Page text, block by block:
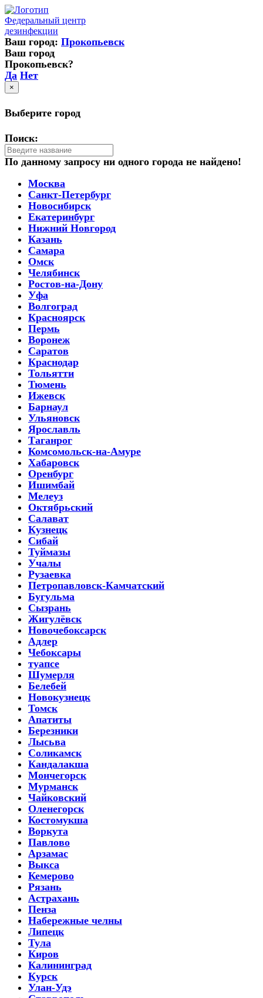
Федеральный центр
дезинфекции
Ваш город: Прокопьевск
Ваш город
Прокопьевск?
Да Нет
×
Выберите город
Поиск:
По данному запросу ни одного города не найдено!
Москва
Санкт-Петербург
Новосибирск
Екатеринбург
Нижний Новгород
Казань
Самара
Омск
Челябинск
Ростов-на-Дону
Уфа
Волгоград
Красноярск
Пермь
Воронеж
Саратов
Краснодар
Тольятти
Тюмень
Ижевск
Барнаул
Ульяновск
Ярославль
Таганрог
Комсомольск-на-Амуре
Хабаровск
Оренбург
Ишимбай
Мелеуз
Октябрьский
Салават
Кузнецк
Сибай
Туймазы
Учалы
Рузаевка
Петропавловск-Камчатский
Бугульма
Сызрань
Жигулёвск
Новочебоксарск
Адлер
Чебоксары
туапсе
Шумерля
Белебей
Новокузнецк
Томск
Апатиты
Березники
Лысьва
Соликамск
Кандалакша
Мончегорск
Мурманск
Чайковский
Оленегорск
Костомукша
Воркута
Павлово
Арзамас
Выкса
Кемерово
Рязань
Астрахань
Пенза
Набережные челны
Липецк
Тула
Киров
Калининград
Курск
Улан-Удэ